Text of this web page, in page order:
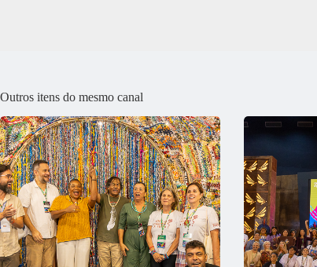
Outros itens do mesmo canal